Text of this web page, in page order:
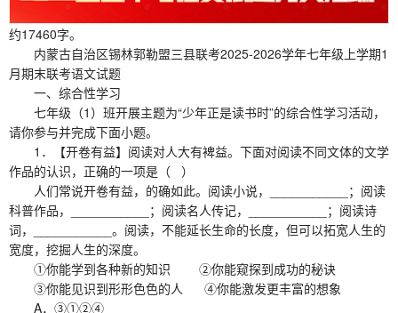
约17460字。
内蒙古自治区锡林郭勒盟三县联考2025-2026学年七年级上学期1
月期末联考语文试题
一、综合性学习
七年级（1）班开展主题为“少年正是读书时”的综合性学习活动，
请你参与并完成下面小题。
1．【开卷有益】阅读对人大有裨益。下面对阅读不同文体的文学
作品的认识，正确的一项是（ ）
人们常说开卷有益，的确如此。阅读小说，___________；阅读
科普作品，___________；阅读名人传记，___________；阅读诗
词，___________。阅读，不能延长生命的长度，但可以拓宽人生的
宽度，挖掘人生的深度。
①你能学到各种新的知识 ②你能窥探到成功的秘诀
③你能见识到形形色色的人 ④你能激发更丰富的想象
A．③①②④